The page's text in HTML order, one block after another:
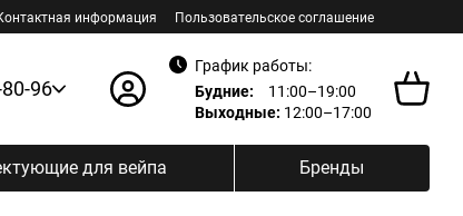
информация Пользовательское соглашение
96
График работы:
Будние:
11:00–19:00
Выходные: 12:00–17:00
для вейпа Бренды